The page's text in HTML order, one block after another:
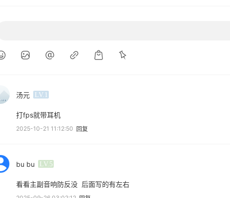
汤元 LV.1
打fps就带耳机
2025-10-21 11:12:50 回复
bu bu LV.5
看看主副音响防反没  后面写的有左右